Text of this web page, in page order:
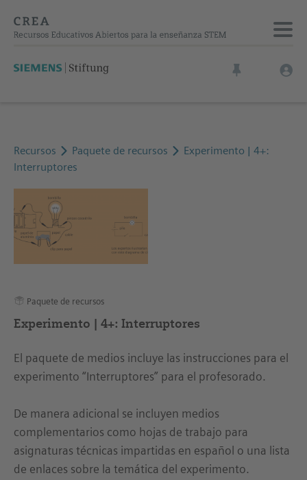
Recursos Paquete de recursos
Experimento | 4+:
Interruptores
Paquete de recursos
Experimento | 4+: Interruptores
El paquete de medios incluye las instrucciones para el
experimento “Interruptores” para el profesorado.
De manera adicional se incluyen medios
complementarios como hojas de trabajo para
asignaturas técnicas impartidas en español o una lista
de enlaces sobre la temática del experimento.